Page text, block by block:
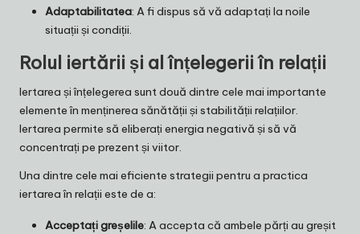
Adaptabilitatea: A fi dispus să vă adaptați la noile
situații și condiții.
Rolul iertării și al înțelegerii în relații
Iertarea și înțelegerea sunt două dintre cele mai importante
elemente în menținerea sănătății și stabilității relațiilor.
Iertarea permite să eliberați energia negativă și să vă
concentrați pe prezent și viitor.
Una dintre cele mai eficiente strategii pentru a practica
iertarea în relații este de a:
Acceptați greșelile: A accepta că ambele părți au greșit